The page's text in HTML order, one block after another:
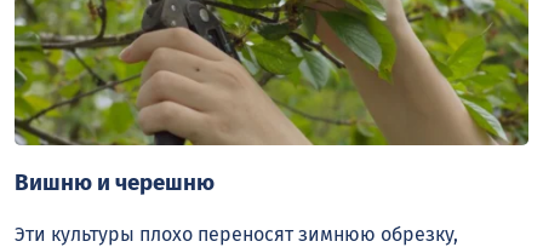
Вишню и черешню
Эти культуры плохо переносят зимнюю обрезку,